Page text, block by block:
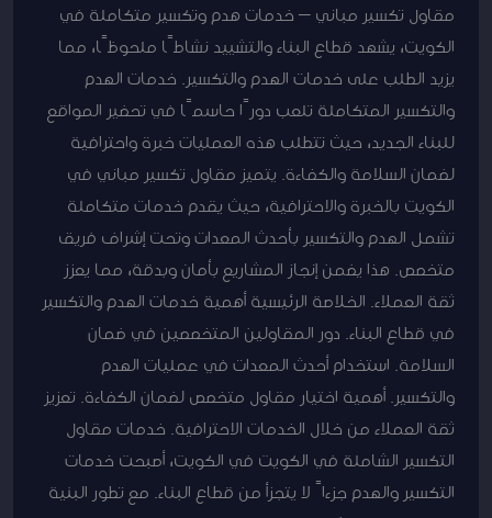
مقاول تكسير مباني – خدمات هدم وتكسير متكاملة في
الكويت، يشهد قطاع البناء والتشييد نشاطًا ملحوظًا، مما
يزيد الطلب على خدمات الهدم والتكسير. خدمات الهدم
والتكسير المتكاملة تلعب دورًا حاسمًا في تحضير المواقع
للبناء الجديد، حيث تتطلب هذه العمليات خبرة واحترافية
لضمان السلامة والكفاءة. يتميز مقاول تكسير مباني في
الكويت بالخبرة والاحترافية، حيث يقدم خدمات متكاملة
تشمل الهدم والتكسير بأحدث المعدات وتحت إشراف فريق
متخصص. هذا يضمن إنجاز المشاريع بأمان وبدقة، مما يعزز
ثقة العملاء. الخلاصة الرئيسية أهمية خدمات الهدم والتكسير
في قطاع البناء. دور المقاولين المتخصصين في ضمان
السلامة. استخدام أحدث المعدات في عمليات الهدم
والتكسير. أهمية اختيار مقاول متخصص لضمان الكفاءة. تعزيز
ثقة العملاء من خلال الخدمات الاحترافية. خدمات مقاول
التكسير الشاملة في الكويت في الكويت، أصبحت خدمات
التكسير والهدم جزءاً لا يتجزأ من قطاع البناء. مع تطور البنية